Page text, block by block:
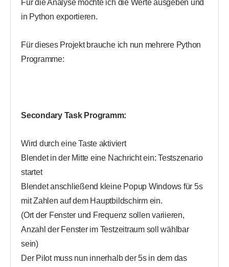
Für die Analyse möchte ich die Werte ausgeben und
in Python exportieren.
Für dieses Projekt brauche ich nun mehrere Python
Programme:
Secondary Task Programm:
Wird durch eine Taste aktiviert
Blendet in der Mitte eine Nachricht ein: Testszenario
startet
Blendet anschließend kleine Popup Windows für 5s
mit Zahlen auf dem Hauptbildschirm ein.
(Ort der Fenster und Frequenz sollen variieren,
Anzahl der Fenster im Testzeitraum soll wählbar
sein)
Der Pilot muss nun innerhalb der 5s in dem das